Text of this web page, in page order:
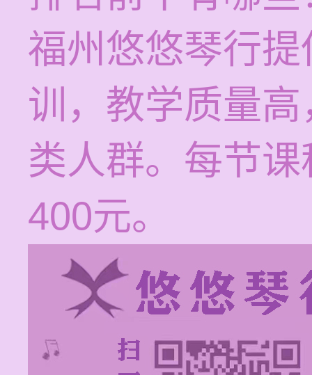
福州悠悠琴行
训，教学质量
类人群。每节
400元。